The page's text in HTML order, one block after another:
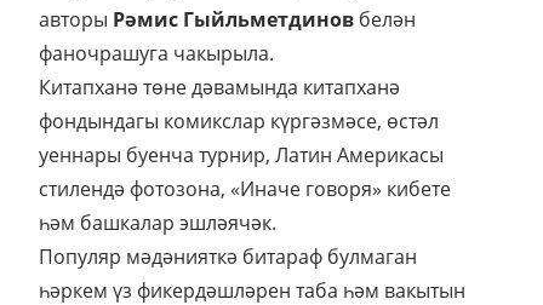
авторы Рәмис Гыйльметдинов белән
фаночрашуга чакырыла.
Китапханә төне дәвамында китапханә
фондындагы комикслар күргәзмәсе, өстәл
уеннары буенча турнир, Латин Америкасы
стилендә фотозона, «Иначе говоря» кибете
һәм башкалар эшләячәк.
Популяр мәдәнияткә битараф булмаган
һәркем үз фикердәшләрен таба һәм вакытын